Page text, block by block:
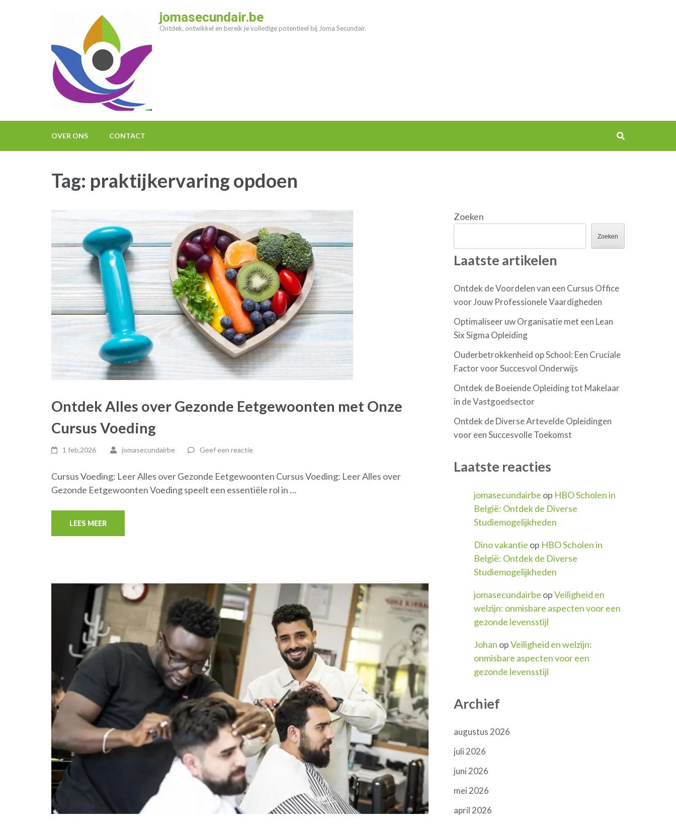
jomasecundair.be
Ontdek, ontwikkel en bereik je volledige potentieel bij Joma Secundair.
OVER ONS CONTACT
Tag: praktijkervaring opdoen
Ontdek Alles over Gezonde Eetgewoonten met Onze
Cursus Voeding
1 feb,2026 jomasecundairbe Geef een reactie
Cursus Voeding: Leer Alles over Gezonde Eetgewoonten Cursus Voeding: Leer Alles over
Gezonde Eetgewoonten Voeding speelt een essentiële rol in …
LEES MEER
Zoeken
Zoeken
Laatste artikelen
Ontdek de Voordelen van een Cursus Office
voor Jouw Professionele Vaardigheden
Optimaliseer uw Organisatie met een Lean
Six Sigma Opleiding
Ouderbetrokkenheid op School: Een Cruciale
Factor voor Succesvol Onderwijs
Ontdek de Boeiende Opleiding tot Makelaar
in de Vastgoedsector
Ontdek de Diverse Artevelde Opleidingen
voor een Succesvolle Toekomst
Laatste reacties
jomasecundairbe op HBO Scholen in
België: Ontdek de Diverse
Studiemogelijkheden
Dino vakantie op HBO Scholen in
België: Ontdek de Diverse
Studiemogelijkheden
jomasecundairbe opVeiligheid en
welzijn: onmisbare aspecten voor een
gezonde levensstijl
Johan opVeiligheid en welzijn:
onmisbare aspecten voor een
gezonde levensstijl
Archief
augustus 2026
juli 2026
juni 2026
mei 2026
april 2026